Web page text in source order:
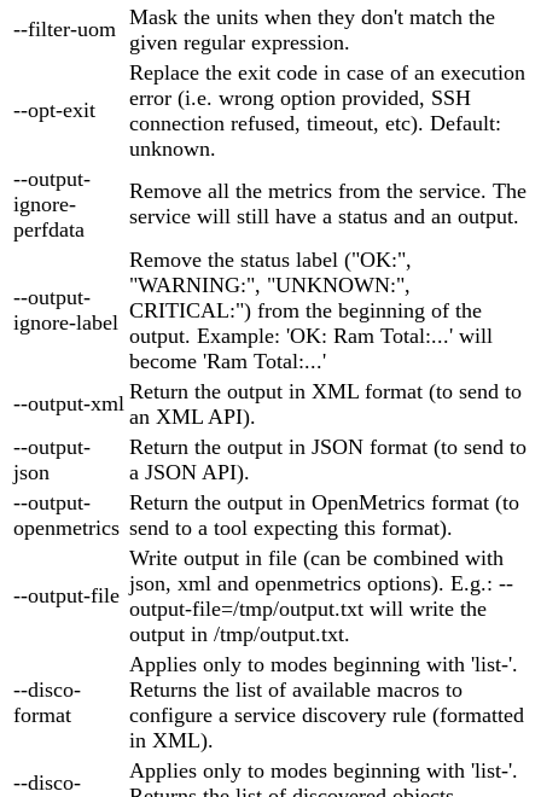
--filter-uom Mask the units when they don't match the
given regular expression.
--opt-exit
Replace the exit code in case of an execution
error (i.e. wrong option provided, SSH
connection refused, timeout, etc). Default:
unknown.
--output-
ignore-
perfdata
Remove all the metrics from the service. The
service will still have a status and an output.
--output-
ignore-label
Remove the status label ("OK:",
"WARNING:", "UNKNOWN:",
CRITICAL:") from the beginning of the
output. Example: 'OK: Ram Total:...' will
become 'Ram Total:...'
--output-xml Return the output in XML format (to send to
an XML API).
--output-
json
Return the output in JSON format (to send to
a JSON API).
--output-
openmetrics
Return the output in OpenMetrics format (to
send to a tool expecting this format).
--output-file
Write output in file (can be combined with
json, xml and openmetrics options). E.g.: --
output-file=/tmp/output.txt will write the
output in /tmp/output.txt.
--disco-
format
Applies only to modes beginning with 'list-'.
Returns the list of available macros to
configure a service discovery rule (formatted
in XML).
--disco-
Applies only to modes beginning with 'list-'.